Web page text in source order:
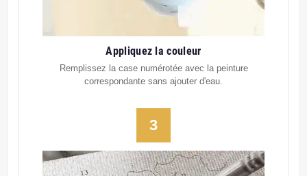
Appliquez la couleur
Remplissez la case numérotée avec la peinture
correspondante sans ajouter d'eau.
3